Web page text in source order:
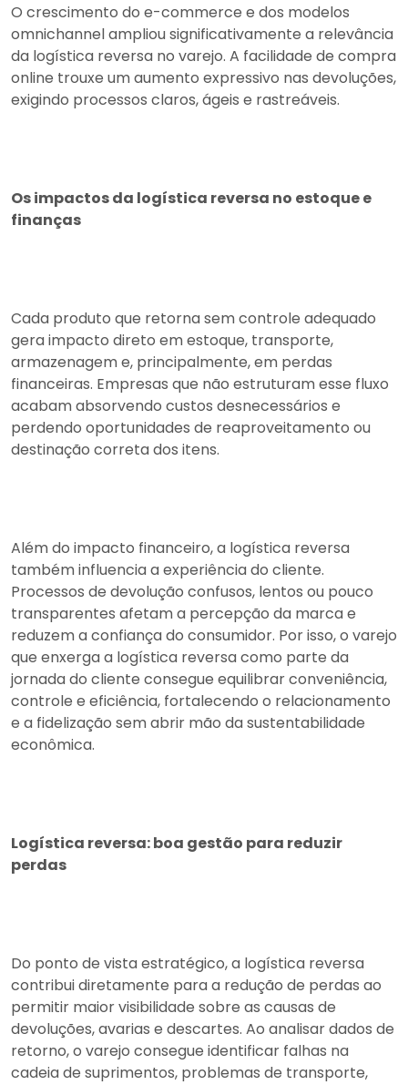
O crescimento do e-commerce e dos modelos
omnichannel ampliou significativamente a relevância
da logística reversa no varejo. A facilidade de compra
online trouxe um aumento expressivo nas devoluções,
exigindo processos claros, ágeis e rastreáveis.
Os impactos da logística reversa no estoque e
finanças
Cada produto que retorna sem controle adequado
gera impacto direto em estoque, transporte,
armazenagem e, principalmente, em perdas
financeiras. Empresas que não estruturam esse fluxo
acabam absorvendo custos desnecessários e
perdendo oportunidades de reaproveitamento ou
destinação correta dos itens.
Além do impacto financeiro, a logística reversa
também influencia a experiência do cliente.
Processos de devolução confusos, lentos ou pouco
transparentes afetam a percepção da marca e
reduzem a confiança do consumidor. Por isso, o varejo
que enxerga a logística reversa como parte da
jornada do cliente consegue equilibrar conveniência,
controle e eficiência, fortalecendo o relacionamento
e a fidelização sem abrir mão da sustentabilidade
econômica.
Logística reversa: boa gestão para reduzir
perdas
Do ponto de vista estratégico, a logística reversa
contribui diretamente para a redução de perdas ao
permitir maior visibilidade sobre as causas de
devoluções, avarias e descartes. Ao analisar dados de
retorno, o varejo consegue identificar falhas na
cadeia de suprimentos, problemas de transporte,